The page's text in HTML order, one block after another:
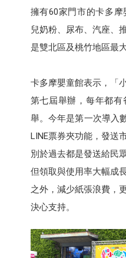
擁有60家門市的卡多
兒奶粉、尿布、汽座、
是雙北區及桃竹地區最
卡多摩嬰童館表示，「
第七屆舉辦，每年都
舉。今年是第一次導入
LINE票券夾功能，發送
別於過去都是發送給民
但領取與使用率大幅成
之外，減少紙張浪費，
決心支持。